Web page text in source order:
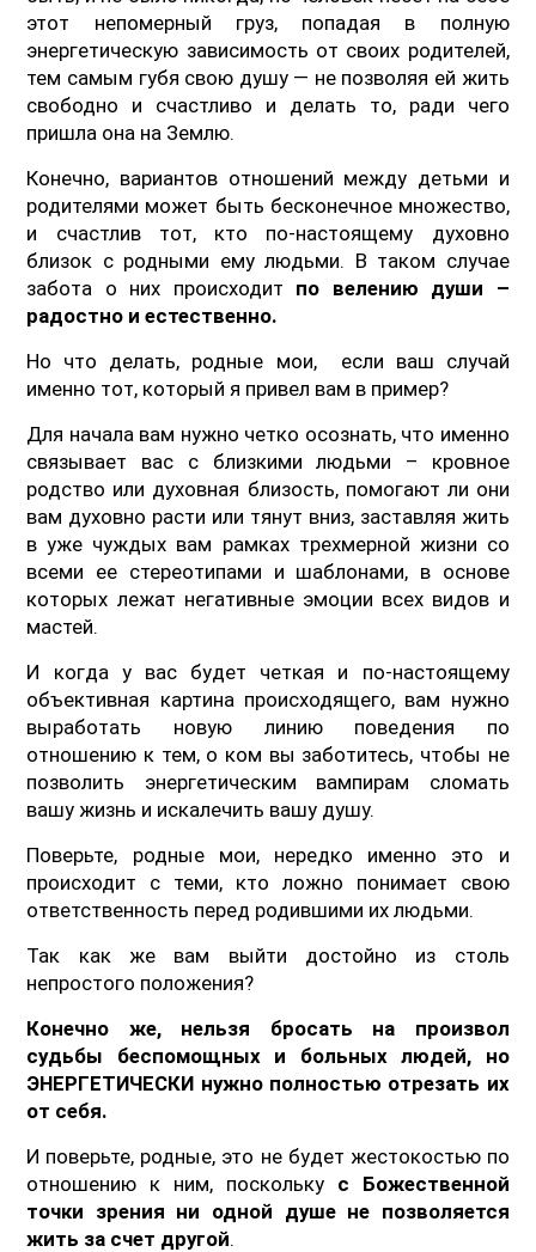
этот непомерный груз, попадая в полную
энергетическую зависимость от своих родителей,
тем самым губя свою душу — не позволяя ей жить
свободно и счастливо и делать то, ради чего
пришла она на Землю.
Конечно, вариантов отношений между детьми и
родителями может быть бесконечное множество,
и счастлив тот, кто по-настоящему духовно
близок с родными ему людьми. В таком случае
забота о них происходит по велению души –
радостно и естественно.
Но что делать, родные мои, если ваш случай
именно тот, который я привел вам в пример?
Для начала вам нужно четко осознать, что именно
связывает вас с близкими людьми – кровное
родство или духовная близость, помогают ли они
вам духовно расти или тянут вниз, заставляя жить
в уже чуждых вам рамках трехмерной жизни со
всеми ее стереотипами и шаблонами, в основе
которых лежат негативные эмоции всех видов и
мастей.
И когда у вас будет четкая и по-настоящему
объективная картина происходящего, вам нужно
выработать новую линию поведения по
отношению к тем, о ком вы заботитесь, чтобы не
позволить энергетическим вампирам сломать
вашу жизнь и искалечить вашу душу.
Поверьте, родные мои, нередко именно это и
происходит с теми, кто ложно понимает свою
ответственность перед родившими их людьми.
Так как же вам выйти достойно из столь
непростого положения?
Конечно же, нельзя бросать на произвол
судьбы беспомощных и больных людей, но
ЭНЕРГЕТИЧЕСКИ нужно полностью отрезать их
от себя.
И поверьте, родные, это не будет жестокостью по
отношению к ним, посколькус Божественной
точки зрения ни одной душе не позволяется
жить за счет другой.